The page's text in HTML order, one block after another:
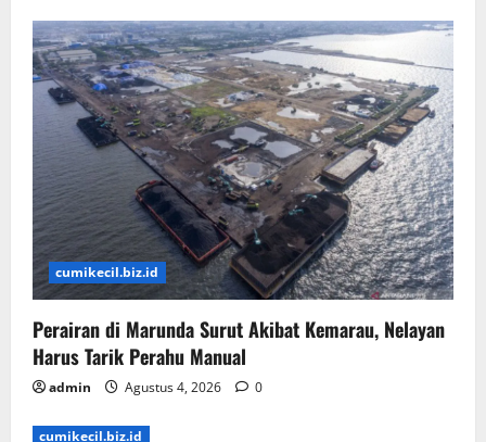
cumikecil.biz.id
Perairan di Marunda Surut Akibat Kemarau, Nelayan
Harus Tarik Perahu Manual
admin Agustus 4, 2026 0
cumikecil.biz.id